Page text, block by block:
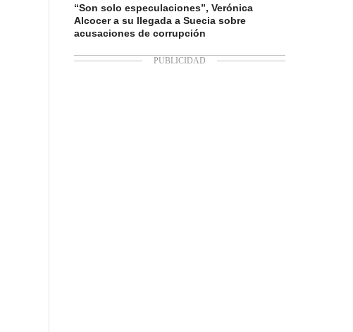
“Son solo especulaciones”, Verónica
Alcocer a su llegada a Suecia sobre
acusaciones de corrupción